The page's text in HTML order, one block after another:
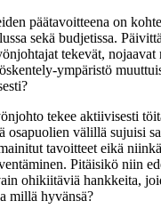
päätavoitteena on
sekä budjetissa.
tekevät,
ympäristö
tekee aktiivisesti
osapuolien välillä sujuisi
tavoitteet eikä
Pitäisikö niin
ohikiitäviä hankkeita,
millä hyvänsä?